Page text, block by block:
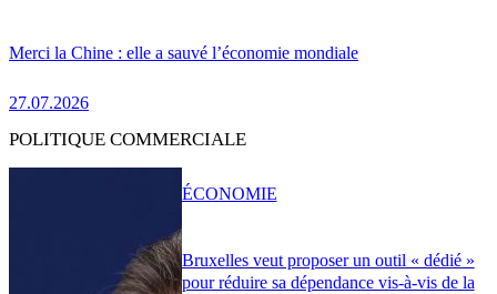
Merci la Chine : elle a sauvé l’économie mondiale
27.07.2026
POLITIQUE COMMERCIALE
Bruxelles veut proposer un outil « dédié »
pour réduire sa dépendance vis-à-vis de la
ÉCONOMIE